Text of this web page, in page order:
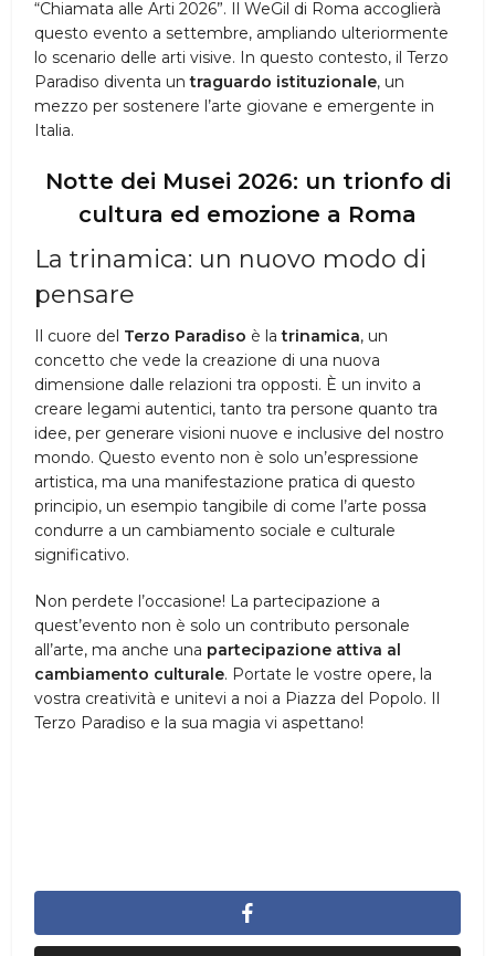
“Chiamata alle Arti 2026”. Il WeGil di Roma accoglierà
questo evento a settembre, ampliando ulteriormente
lo scenario delle arti visive. In questo contesto, il Terzo
Paradiso diventa untraguardo istituzionale, un
mezzo per sostenere l’arte giovane e emergente in
Italia.
Notte dei Musei 2026: un trionfo di
cultura ed emozione a Roma
La trinamica: un nuovo modo di
pensare
Il cuore del Terzo Paradiso è latrinamica, un
concetto che vede la creazione di una nuova
dimensione dalle relazioni tra opposti. È un invito a
creare legami autentici, tanto tra persone quanto tra
idee, per generare visioni nuove e inclusive del nostro
mondo. Questo evento non è solo un’espressione
artistica, ma una manifestazione pratica di questo
principio, un esempio tangibile di come l’arte possa
condurre a un cambiamento sociale e culturale
significativo.
Non perdete l’occasione! La partecipazione a
quest’evento non è solo un contributo personale
all’arte, ma anche una partecipazione attiva al
cambiamento culturale. Portate le vostre opere, la
vostra creatività e unitevi a noi a Piazza del Popolo. Il
Terzo Paradiso e la sua magia vi aspettano!